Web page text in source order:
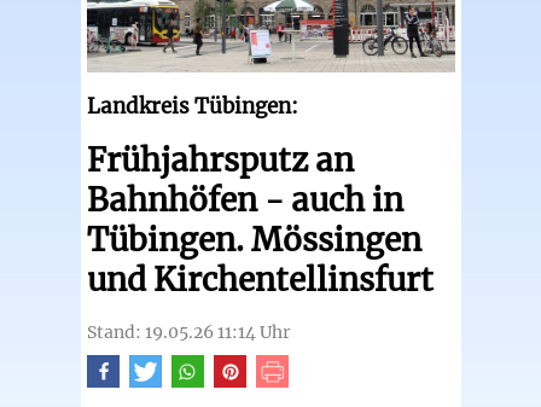
Landkreis Tübingen:
Frühjahrsputz an
Bahnhöfen - auch in
Tübingen. Mössingen
und Kirchentellinsfurt
Stand: 19.05.26 11:14 Uhr